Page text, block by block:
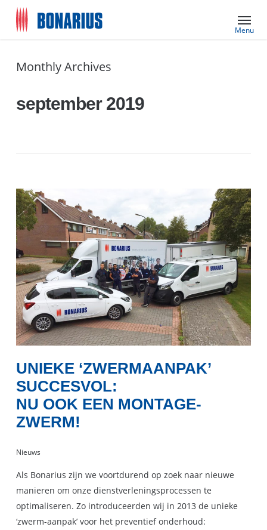
Menu
Monthly Archives
september 2019
UNIEKE ‘ZWERMAANPAK’
SUCCESVOL:
NU OOK EEN MONTAGE-
ZWERM!
Nieuws
Als Bonarius zijn we voortdurend op zoek naar nieuwe
manieren om onze dienstverleningsprocessen te
optimaliseren. Zo introduceerden wij in 2013 de unieke
‘zwerm-aanpak’ voor het preventief onderhoud: